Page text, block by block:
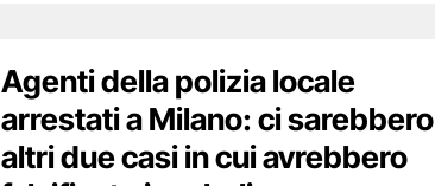
Agenti della polizia locale
arrestati a Milano: ci sarebbero
altri due casi in cui avrebbero